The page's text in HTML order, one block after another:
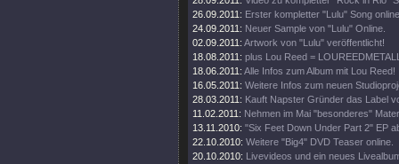
26.09.2011: Erster kompletter "Lulu" Song
24.09.2011: Neuer Sample von "Lulu" Online.
02.09.2011: Artwork von "Lulu" veröffentlicht!
18.08.2011: plus Lou Reed =
18.06.2011: Alle Infos zum Album mit Lou Reed!
16.05.2011: Weitere Infos zum neuen
28.03.2011: Kauft Napster Gründer das Label
11.02.2011: Nehmen im Mai "besonderes"
13.11.2010: "Six Feet Down Under Part 2" EP
22.10.2010: Weitere "Big4" DVD Teaser online.
20.10.2010: Livevideos und ein neues